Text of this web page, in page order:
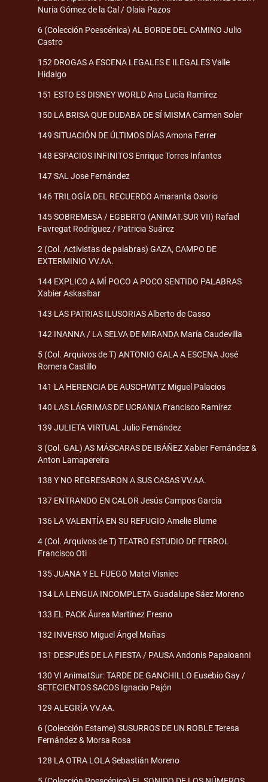
Nuria Gómez de la Cal / Olaia Pazos
6 (Colección Poescénica) AL BORDE DEL CAMINO Julio
Castro
152 DROGAS A ESCENA LEGALES E ILEGALES Valle
Hidalgo
151 ESTO ES DISNEY WORLD Ana Lucía Ramírez
150 LA BRISA QUE DUDABA DE SÍ MISMA Carmen Soler
149 SITUACIÓN DE ÚLTIMOS DÍAS Amona Ferrer
148 ESPACIOS INFINITOS Enrique Torres Infantes
147 SAL Jose Fernández
146 TRILOGÍA DEL RECUERDO Amaranta Osorio
145 SOBREMESA / EGBERTO (ANIMAT.SUR VII) Rafael
Favregat Rodríguez / Patricia Suárez
2 (Col. Activistas de palabras) GAZA, CAMPO DE
EXTERMINIO VV.AA.
144 EXPLICO A MÍ POCO A POCO SENTIDO PALABRAS
Xabier Askasibar
143 LAS PATRIAS ILUSORIAS Alberto de Casso
142 INANNA / LA SELVA DE MIRANDA María Caudevilla
5 (Col. Arquivos de T) ANTONIO GALA A ESCENA José
Romera Castillo
141 LA HERENCIA DE AUSCHWITZ Miguel Palacios
140 LAS LÁGRIMAS DE UCRANIA Francisco Ramírez
139 JULIETA VIRTUAL Julio Fernández
3 (Col. GAL) AS MÁSCARAS DE IBÁÑEZ Xabier Fernández &
Anton Lamapereira
138 Y NO REGRESARON A SUS CASAS VV.AA.
137 ENTRANDO EN CALOR Jesús Campos García
136 LA VALENTÍA EN SU REFUGIO Amelie Blume
4 (Col. Arquivos de T) TEATRO ESTUDIO DE FERROL
Francisco Oti
135 JUANA Y EL FUEGO Matei Visniec
134 LA LENGUA INCOMPLETA Guadalupe Sáez Moreno
133 EL PACK Áurea Martínez Fresno
132 INVERSO Miguel Ángel Mañas
131 DESPUÉS DE LA FIESTA / PAUSA Andonis Papaioanni
130 VI AnimatSur: TARDE DE GANCHILLO Eusebio Gay /
SETECIENTOS SACOS Ignacio Pajón
129 ALEGRÍA VV.AA.
6 (Colección Estame) SUSURROS DE UN ROBLE Teresa
Fernández & Morsa Rosa
128 LA OTRA LOLA Sebastián Moreno